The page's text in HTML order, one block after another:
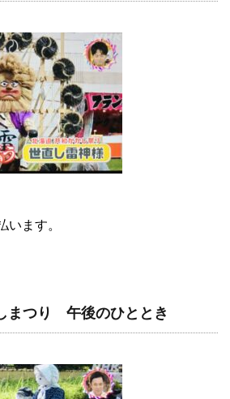
います。
まつり 午後のひととき